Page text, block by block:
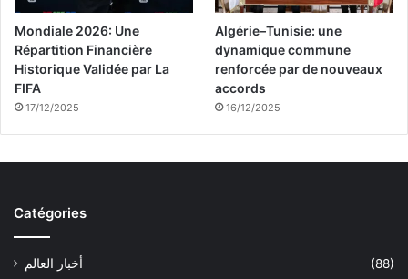
Mondiale 2026: Une
Répartition Financière
Historique Validée par La
FIFA
17/12/2025
Algérie–Tunisie: une
dynamique commune
renforcée par de nouveaux
accords
16/12/2025
Catégories
أخبار العالم
(88)